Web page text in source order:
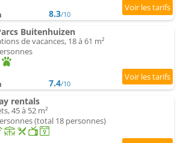
8.3/10
Buitenhuizen
de vacances, 18 à 61 m²
7.4/10
rentals
45 à 52 m²
(total 18 personnes)